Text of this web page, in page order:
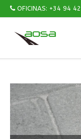
OFICINAS: +34 94